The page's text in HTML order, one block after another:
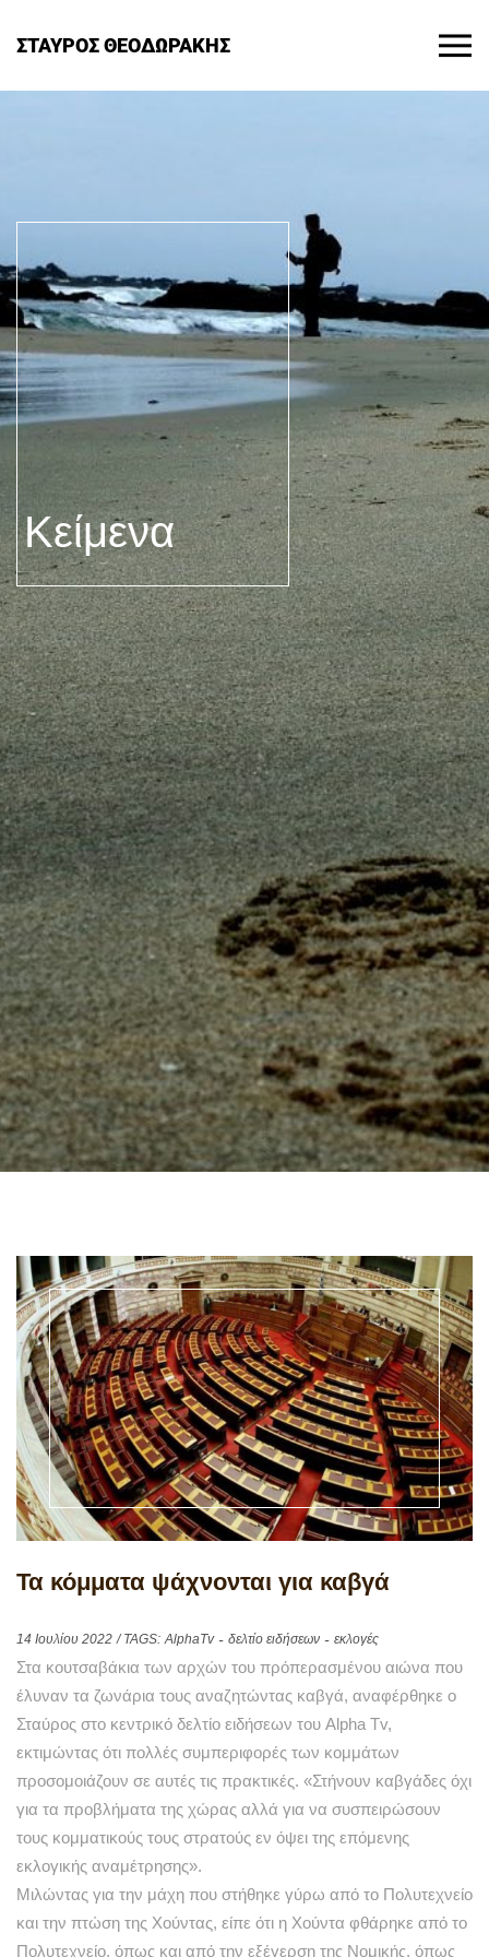
ΣΤΑΥΡΟΣ ΘΕΟΔΩΡΑΚΗΣ
Κείμενα
Τα κόμματα ψάχνονται για καβγά
14 Ιουλίου 2022 / TAGS: AlphaTv δελτίο ειδήσεων εκλογές
Στα κουτσαβάκια των αρχών του πρόπερασμένου αιώνα που
έλυναν τα ζωνάρια τους αναζητώντας καβγά, αναφέρθηκε ο
Σταύρος στο κεντρικό δελτίο ειδήσεων του Alpha Tv,
εκτιμώντας ότι πολλές συμπεριφορές των κομμάτων
προσομοιάζουν σε αυτές τις πρακτικές. «Στήνουν καβγάδες όχι
για τα προβλήματα της χώρας αλλά για να συσπειρώσουν
τους κομματικούς τους στρατούς εν όψει της επόμενης
εκλογικής αναμέτρησης».
Μιλώντας για την μάχη που στήθηκε γύρω από το Πολυτεχνείο
και την πτώση της Χούντας, είπε ότι η Χούντα φθάρηκε από το
Πολυτεχνείο, όπως και από την εξέγερση της Νομικής, όπως